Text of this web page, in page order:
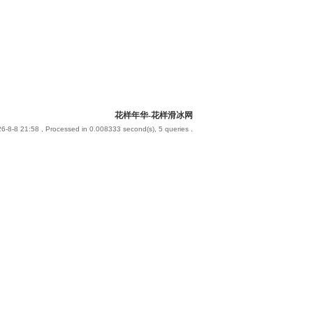
花样年华-花样滑冰网
8-8 21:58 , Processed in 0.008333 second(s), 5 queries .